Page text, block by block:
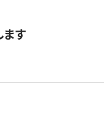
す